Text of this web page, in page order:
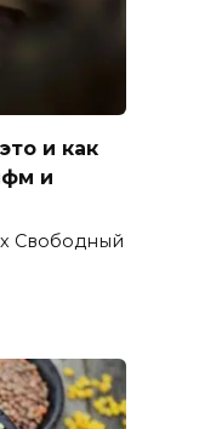
и как
и
Свободный